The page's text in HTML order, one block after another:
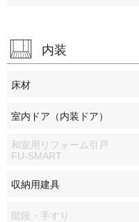
内装
床材
室内ドア（内装ドア）
和室用リフォーム引戸
FU-SMART
収納用建具
階段・手すり